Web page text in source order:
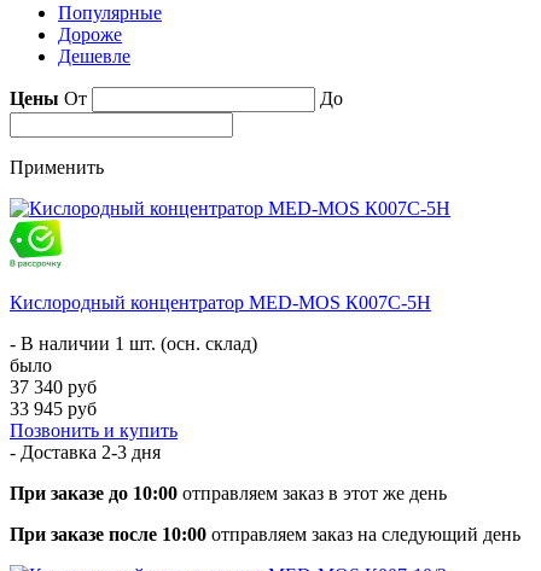
Популярные
Дороже
Дешевле
Цены От До
Применить
Кислородный концентратор MED-MOS К007С-5Н
- В наличии 1 шт. (осн. склад)
было
37 340 руб
33 945 руб
Позвонить и купить
- Доставка 2-3 дня
При заказе до 10:00 отправляем заказ в этот же день
При заказе после 10:00 отправляем заказ на следующий день